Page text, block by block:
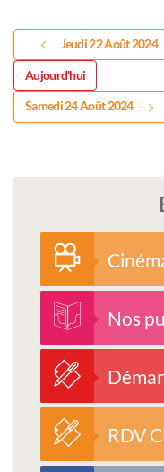
Jeudi 22 Août 2024
Aujourd'hui
Samedi 24 Août 2024
Nos
RDV